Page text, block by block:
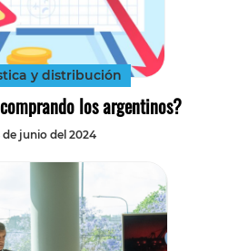
y distribución
los argentinos?
de junio del 2024